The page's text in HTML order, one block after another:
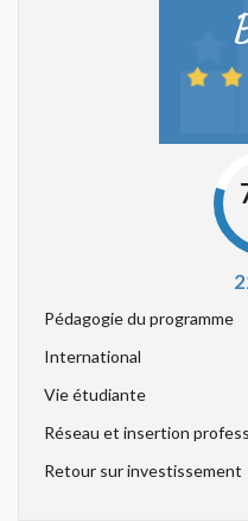
Pédagogie du programme
International
Vie étudiante
Réseau et insertion
Retour sur investissement